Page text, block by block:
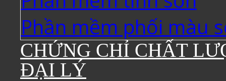
Phần mềm phối màu
CHỨNG CHỈ CHẤT
ĐẠI LÝ